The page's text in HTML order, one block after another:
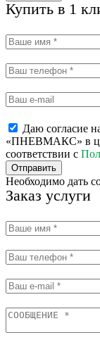
Купить в 1
Даю согласие
«ПНЕВМАКС» в
соответствии с
Отправить
Необходимо дать
Заказ услуги